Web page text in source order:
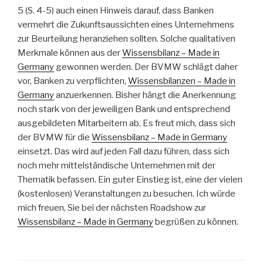
5 (S. 4-5) auch einen Hinweis darauf, dass Banken
vermehrt die Zukunftsaussichten eines Unternehmens
zur Beurteilung heranziehen sollten. Solche qualitativen
Merkmale können aus derWissensbilanz – Made in
Germany gewonnen werden. Der BVMW schlägt daher
vor, Banken zu verpflichten, Wissensbilanzen – Made in
Germanyanzuerkennen. Bisher hängt die Anerkennung
noch stark von der jeweiligen Bank und entsprechend
ausgebildeten Mitarbeitern ab. Es freut mich, dass sich
der BVMW für die Wissensbilanz – Made in Germany
einsetzt. Das wird auf jeden Fall dazu führen, dass sich
noch mehr mittelständische Unternehmen mit der
Thematik befassen. Ein guter Einstieg ist, eine der vielen
(kostenlosen) Veranstaltungen zu besuchen. Ich würde
mich freuen, Sie bei der nächsten Roadshow zur
Wissensbilanz – Made in Germany begrüßen zu können.